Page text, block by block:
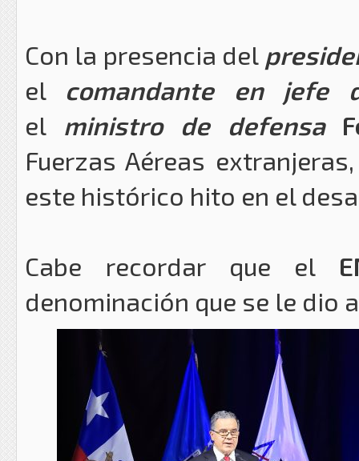
Con la presencia del
el comandante en jefe
el ministro de defensa
Fuerzas Aéreas
este histórico hito en el
Cabe recordar que el
denominación que se le dio